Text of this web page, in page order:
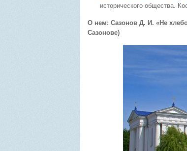
исторического общества.
О нем: Сазонов Д. И. «Не
Сазонове)